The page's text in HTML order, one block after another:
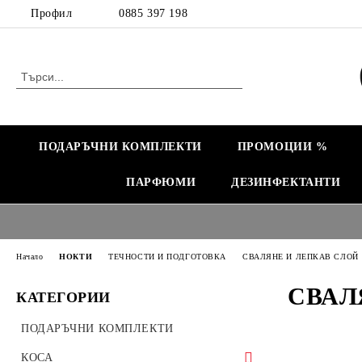
Профил 0885 397 198
ПОДАРЪЧНИ КОМПЛЕКТИ ПРОМОЦИИ %
ПАРФЮМИ ДЕЗИНФЕКТАНТИ
КАТЕГОРИИ
ПОДАРЪЧНИ КОМПЛЕКТИ
КОСА
Начало НОКТИ ТЕЧНОСТИ И ПОДГОТОВКА СВАЛЯНЕ И ЛЕПКАВ СЛОЙ